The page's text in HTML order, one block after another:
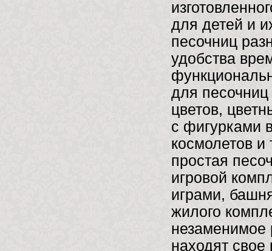
для детей и
песочниц
удобства
для песочниц
цветов,
с фигурками
космолетов
простая
игровой
играми,
жилого
незаменимое
находят свое